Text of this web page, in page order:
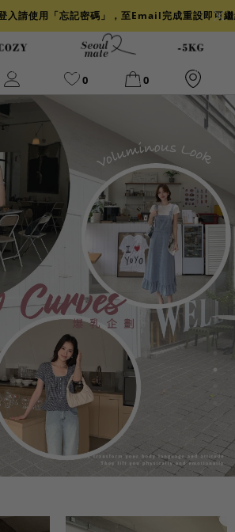
入請使用「忘記密碼」，至Email完成重設即可
0 0
舒芙蕾
小香 牛仔
牛仔裙 冰感